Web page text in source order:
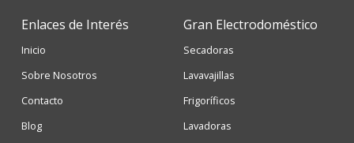
Enlaces de Interés
Inicio
Sobre Nosotros
Contacto
Blog
Gran Electrodoméstico
Secadoras
Lavavajillas
Frigoríficos
Lavadoras